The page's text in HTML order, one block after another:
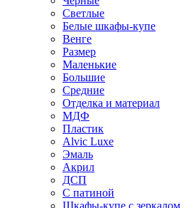
Светлые
Белые шкафы-купе
Венге
Размер
Маленькие
Большие
Средние
Отделка и материал
МДФ
Пластик
Alvic Luxe
Эмаль
Акрил
ДСП
С патиной
Шкафы-купе с зеркалом